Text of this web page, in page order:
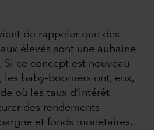
de rappeler que des
élevés sont une aubaine
Si ce concept est nouveau
les baby-boomers ont, eux,
où les taux d’intérêt
des rendements
et fonds monétaires.